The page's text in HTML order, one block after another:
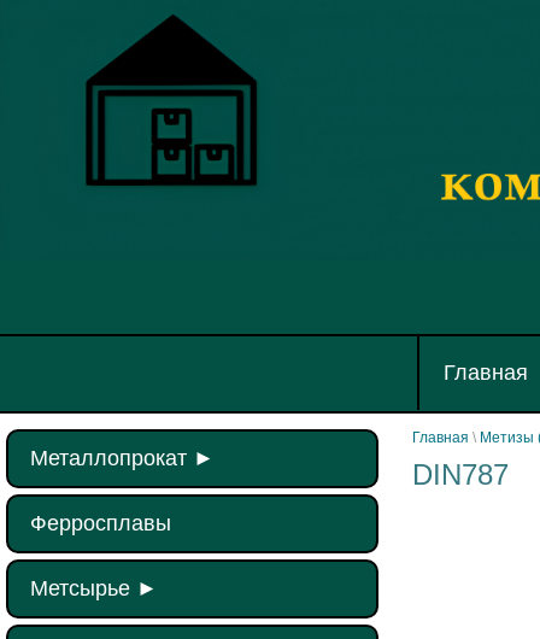
Главная
Металлопрокат ►
Ферросплавы
Метсырье ►
Главная \ Метизы
DIN787